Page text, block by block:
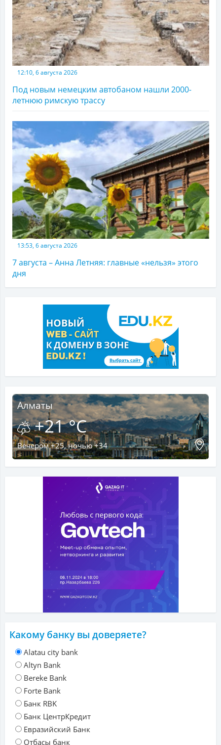
12:10, 6 августа 2026
Под новым немецким автобаном нашли 2000-
летнюю римскую трассу
13:53, 6 августа 2026
7 августа – Анна Летняя: главные «нельзя» этого
дня
Алматы
+21 °C
Вечером +25, ночью +34
Какому банку вы доверяете?
Alatau city bank
Altyn Bank
Bereke Bank
Forte Bank
Банк RBK
Банк ЦентрКредит
Евразийский Банк
Отбасы банк